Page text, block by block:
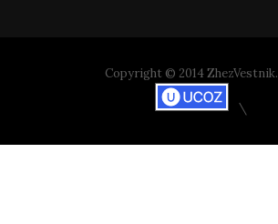
Copyright © 2014 ZhezVestnik.